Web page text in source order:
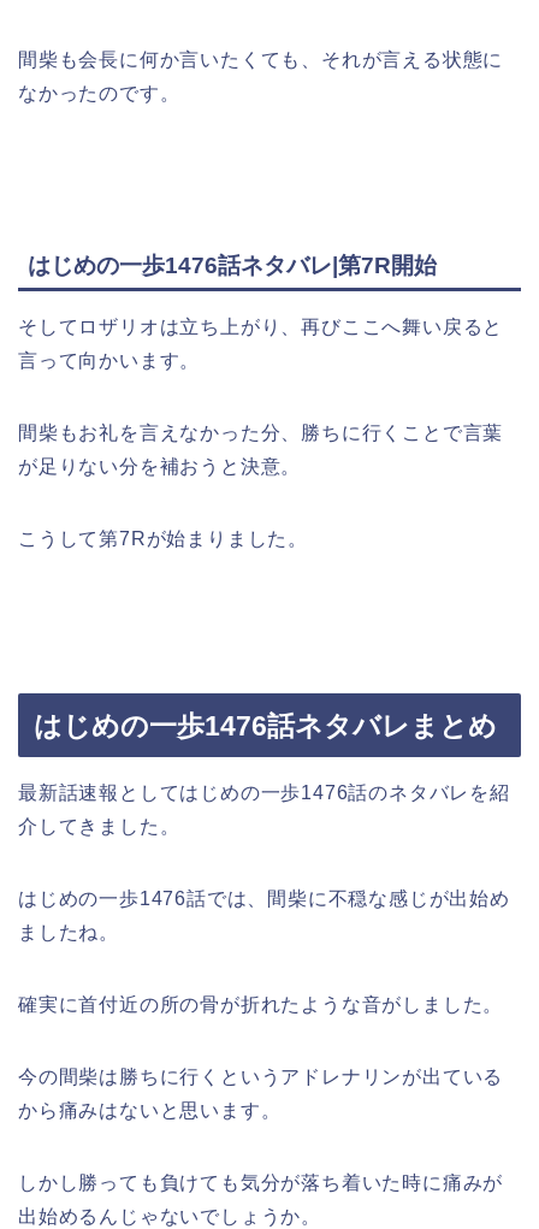
間柴も会長に何か言いたくても、それが言える状態に
なかったのです。
はじめの一歩1476話ネタバレ|第7R開始
そしてロザリオは立ち上がり、再びここへ舞い戻ると
言って向かいます。
間柴もお礼を言えなかった分、勝ちに行くことで言葉
が足りない分を補おうと決意。
こうして第7Rが始まりました。
はじめの一歩1476話ネタバレまとめ
最新話速報としてはじめの一歩1476話のネタバレを紹
介してきました。
はじめの一歩1476話では、間柴に不穏な感じが出始め
ましたね。
確実に首付近の所の骨が折れたような音がしました。
今の間柴は勝ちに行くというアドレナリンが出ている
から痛みはないと思います。
しかし勝っても負けても気分が落ち着いた時に痛みが
出始めるんじゃないでしょうか。